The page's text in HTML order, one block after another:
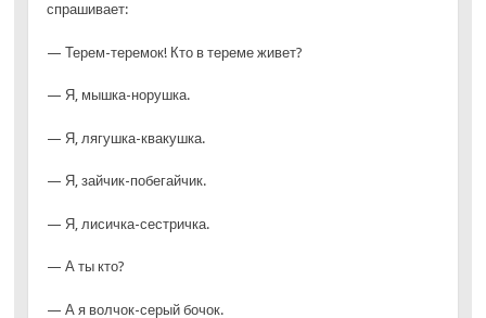
спрашивает:
— Терем-теремок! Кто в тереме живет?
— Я, мышка-норушка.
— Я, лягушка-квакушка.
— Я, зайчик-побегайчик.
— Я, лисичка-сестричка.
— А ты кто?
— А я волчок-серый бочок.